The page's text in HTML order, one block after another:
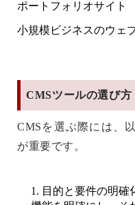
ポートフォリオサイト
小規模ビジネスのウェ
CMSツールの選び方
CMSを選ぶ際には、
が重要です。
目的と要件の明確